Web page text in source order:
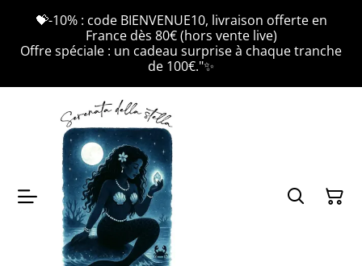
💝-10% : code BIENVENUE10, livraison offerte en
France dès 80€ (hors vente live)
Offre spéciale : un cadeau surprise à chaque tranche
de 100€."✨